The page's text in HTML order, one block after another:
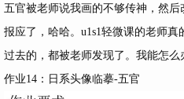
五官被老师说我画的不够传神，然
报应了，哈哈。u1s1轻微课的老师
过去的，都被老师发现了。我能怎么
作业14：日系头像临摹-五官